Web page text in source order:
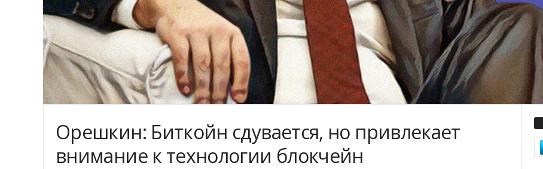
Орешкин: Биткойн сдувается, но привлекает
внимание к технологии блокчейн